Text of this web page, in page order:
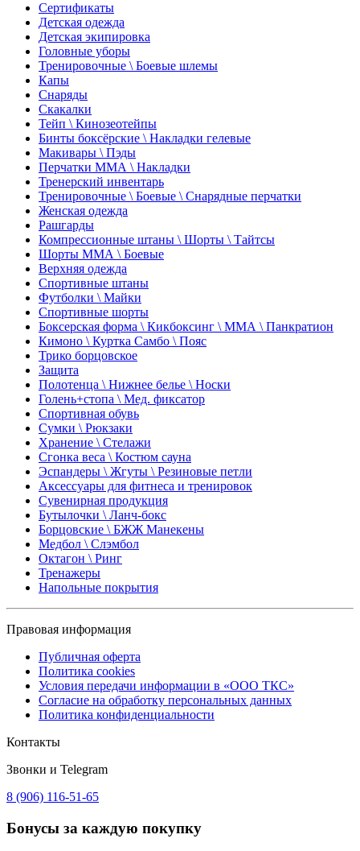
Сертификаты
Детская одежда
Детская экипировка
Головные уборы
Тренировочные \ Боевые шлемы
Капы
Снаряды
Скакалки
Тейп \ Кинозеотейпы
Бинты боксёрские \ Накладки гелевые
Макивары \ Пэды
Перчатки ММА \ Накладки
Тренерский инвентарь
Тренировочные \ Боевые \ Снарядные перчатки
Женская одежда
Рашгарды
Компрессионные штаны \ Шорты \ Тайтсы
Шорты ММА \ Боевые
Верхняя одежда
Спортивные штаны
Футболки \ Майки
Спортивные шорты
Боксерская форма \ Кикбоксинг \ ММА \ Панкратион
Кимоно \ Куртка Самбо \ Пояс
Трико борцовское
Защита
Полотенца \ Нижнее белье \ Носки
Голень+стопа \ Мед. фиксатор
Спортивная обувь
Сумки \ Рюкзаки
Хранение \ Стелажи
Сгонка веса \ Костюм сауна
Эспандеры \ Жгуты \ Резиновые петли
Аксессуары для фитнеса и тренировок
Сувенирная продукция
Бутылочки \ Ланч-бокс
Борцовские \ БЖЖ Манекены
Медбол \ Слэмбол
Октагон \ Ринг
Тренажеры
Напольные покрытия
Правовая информация
Публичная оферта
Политика cookies
Условия передачи информации в «ООО ТКС»
Согласие на обработку персональных данных
Политика конфиденциальности
Контакты
Звонки и Telegram
8 (906) 116-51-65
Бонусы за каждую покупку